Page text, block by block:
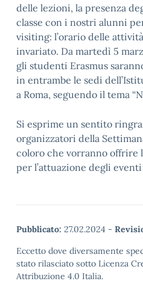
delle lezioni, la presenza
classe con i nostri alunni
visiting: l’orario delle
invariato. Da martedì 5
gli studenti Erasmus
in entrambe le sedi
a Roma, seguendo il tema
Si esprime un sentito
organizzatori della
coloro che vorranno offrire
per l’attuazione degli
Pubblicato: 27.02.2024 -
Eccetto dove diversamente
stato rilasciato sotto Licenza
Attribuzione 4.0 Italia.